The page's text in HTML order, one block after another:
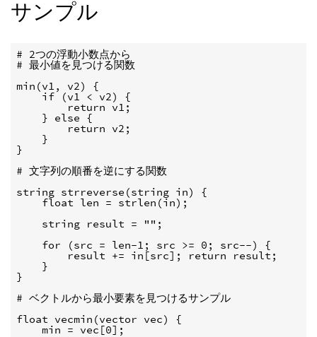
サンプル
# 2つの浮動小数点から
# 最小値を見つける関数
min(v1, v2) {
    if (v1 < v2) {
        return v1;
    } else {
        return v2;
    }
}
# 文字列の順番を逆にする関数
string strreverse(string in) {
    float len = strlen(in);
    string result = "";
    for (src = len-1; src >= 0; src--) {
        result += in[src]; return result;
    }
}
# ベクトルから最小要素を見つけるサンプル
float vecmin(vector vec) {
    min = vec[0];